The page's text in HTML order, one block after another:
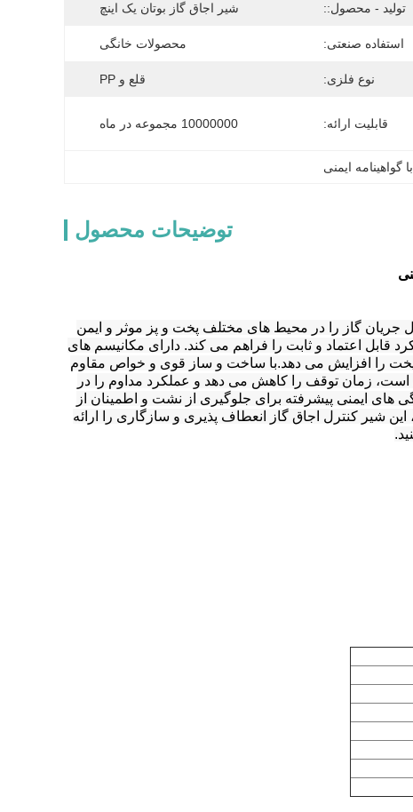
تولید - محصول:: شیر اجاق گاز بوتان یک اینچ
استفاده صنعتی: محصولات خانگی
نوع فلزی: قلع و PP
قابلیت ارائه: 10000000 مجموعه در ماه
گواهینامه ایمنی
توضیحات محصول
گاز را در محیط های مختلف پخت و پز موثر و ایمن
قابل اعتماد و ثابت را فراهم می کند. دارای مکانیسم های
را افزایش می دهد.با ساخت و ساز قوی و خواص مقاوم
زمان توقف را کاهش می دهد و عملکرد مداوم را در
های ایمنی پیشرفته برای جلوگیری از نشت و اطمینان از
شیر کنترل اجاق گاز انعطاف پذیری و سازگاری را ارائه